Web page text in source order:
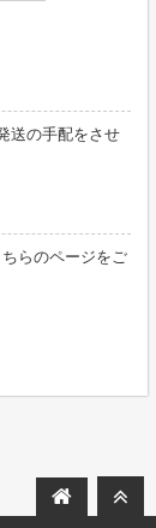
送の手配をさせ
らのページをご